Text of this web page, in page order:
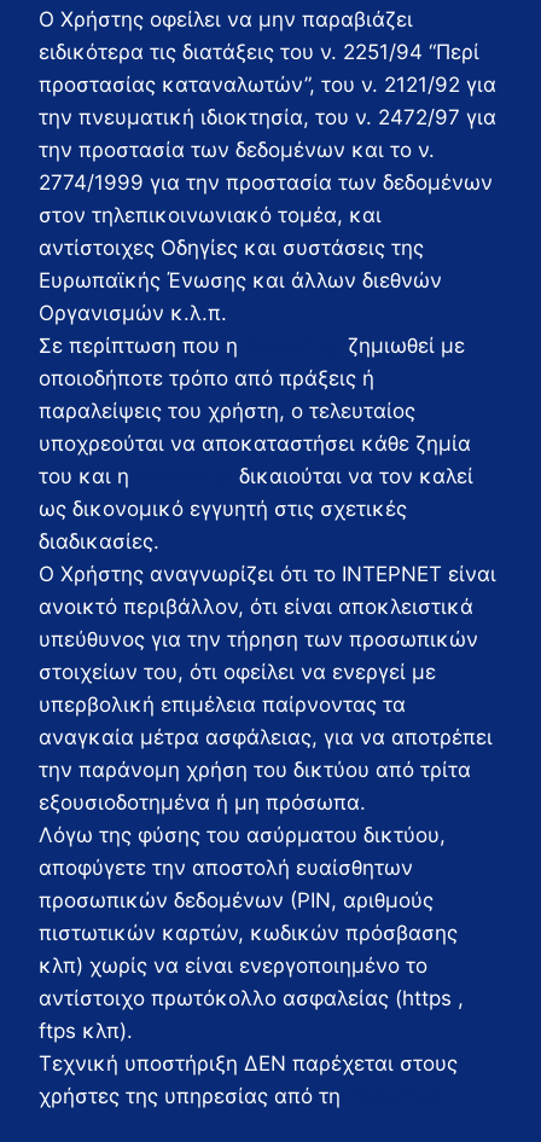
Ο Χρήστης οφείλει να μην παραβιάζει
ειδικότερα τις διατάξεις του ν. 2251/94 “Περί
προστασίας καταναλωτών”, του ν. 2121/92 για
την πνευματική ιδιοκτησία, του ν. 2472/97 για
την προστασία των δεδομένων και το ν.
2774/1999 για την προστασία των δεδομένων
στον τηλεπικοινωνιακό τομέα, και
αντίστοιχες Οδηγίες και συστάσεις της
Ευρωπαϊκής Ένωσης και άλλων διεθνών
Οργανισμών κ.λ.π.
Σε περίπτωση που η
ζημιωθεί με
οποιοδήποτε τρόπο από πράξεις ή
παραλείψεις του χρήστη, ο τελευταίος
υποχρεούται να αποκαταστήσει κάθε ζημία
του και η
δικαιούται να τον καλεί
ως δικονομικό εγγυητή στις σχετικές
διαδικασίες.
Ο Χρήστης αναγνωρίζει ότι το ΙΝΤΕΡΝΕΤ είναι
ανοικτό περιβάλλον, ότι είναι αποκλειστικά
υπεύθυνος για την τήρηση των προσωπικών
στοιχείων του, ότι οφείλει να ενεργεί με
υπερβολική επιμέλεια παίρνοντας τα
αναγκαία μέτρα ασφάλειας, για να αποτρέπει
την παράνομη χρήση του δικτύου από τρίτα
εξουσιοδοτημένα ή μη πρόσωπα.
Λόγω της φύσης του ασύρματου δικτύου,
αποφύγετε την αποστολή ευαίσθητων
προσωπικών δεδομένων (PIN, αριθμούς
πιστωτικών καρτών, κωδικών πρόσβασης
κλπ) χωρίς να είναι ενεργοποιημένο το
αντίστοιχο πρωτόκολλο ασφαλείας (https ,
ftps κλπ).
Τεχνική υποστήριξη ΔΕΝ παρέχεται στους
χρήστες της υπηρεσίας από τη